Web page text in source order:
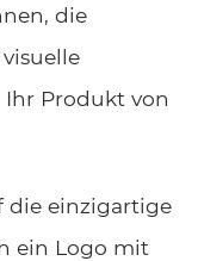
die
Produkt von
die einzigartige
ein Logo mit